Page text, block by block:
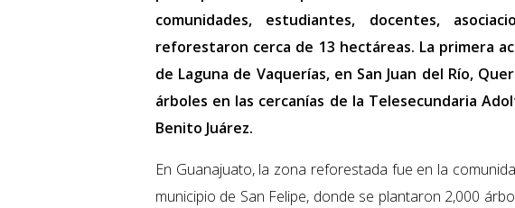
comunidades, estudiantes, docentes,
reforestaron cerca de 13 hectáreas. La primera
de Laguna de Vaquerías, en San Juan del Río,
árboles en las cercanías de la Telesecundaria
Benito Juárez.
En Guanajuato, la zona reforestada fue en la
municipio de San Felipe, donde se plantaron 2,000